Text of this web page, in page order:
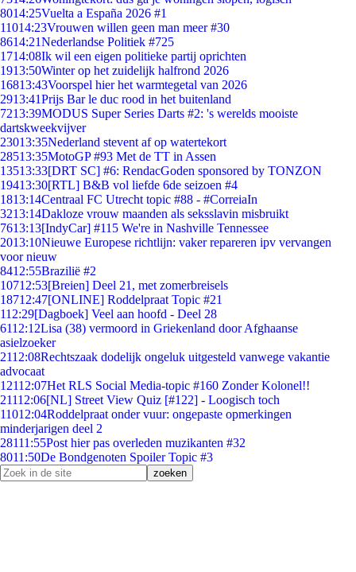
8014:25Vuelta a España 2026 #1
11014:23Vrouwen willen geen man meer #30
8614:21Nederlandse Politiek #725
1714:08Ik wil een eigen politieke partij oprichten
1913:50Winter op het zuidelijk halfrond 2026
16813:43Voorspel hier het warmtegetal van 2026
2913:41Prijs Bar le duc rood in het buitenland
7213:39MODUS Super Series Darts #2: 's werelds mooiste
dartskweekvijver
23013:35Nederland stevent af op watertekort
28513:35MotoGP #93 Met de TT in Assen
13513:33[DRT SC] #6: RendacGoden sponsored by TONZON
19413:30[RTL] B&B vol liefde 6de seizoen #4
1813:14Centraal FC Utrecht topic #88 - #CorreiaIn
3213:14Dakloze vrouw maanden als seksslavin misbruikt
7613:13[IndyCar] #115 We're in Nashville Tennessee
2013:10Nieuwe Europese richtlijn: vaker repareren ipv vervangen
voor nieuw
8412:55Brazilië #2
10712:53[Breien] Deel 21, met zomerbreisels
18712:47[ONLINE] Roddelpraat Topic #21
112:29[Dagboek] Veel aan hoofd - Deel 28
6112:12Lisa (38) vermoord in Griekenland door Afghaanse
asielzoeker
2112:08Rechtszaak dodelijk ongeluk uitgesteld vanwege vakantie
advocaat
12112:07Het RLS Social Media-topic #160 Zonder Kolonel!!
21112:06[NL] Street View Quiz [#122] - Loogisch toch
11012:04Roddelpraat onder vuur: ongepaste opmerkingen
minderjarigen deel 2
28111:55Post hier pas overleden muzikanten #32
8011:50De Bondgenoten Spoiler Topic #3